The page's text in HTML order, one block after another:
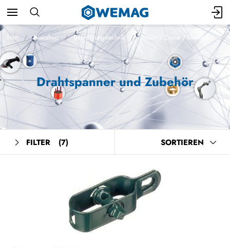
Start Webshop Befestigungstechnik Drähte / Zäune / Gewebe
Drahtspanner und Zubehör
FILTER (7) SORTIEREN